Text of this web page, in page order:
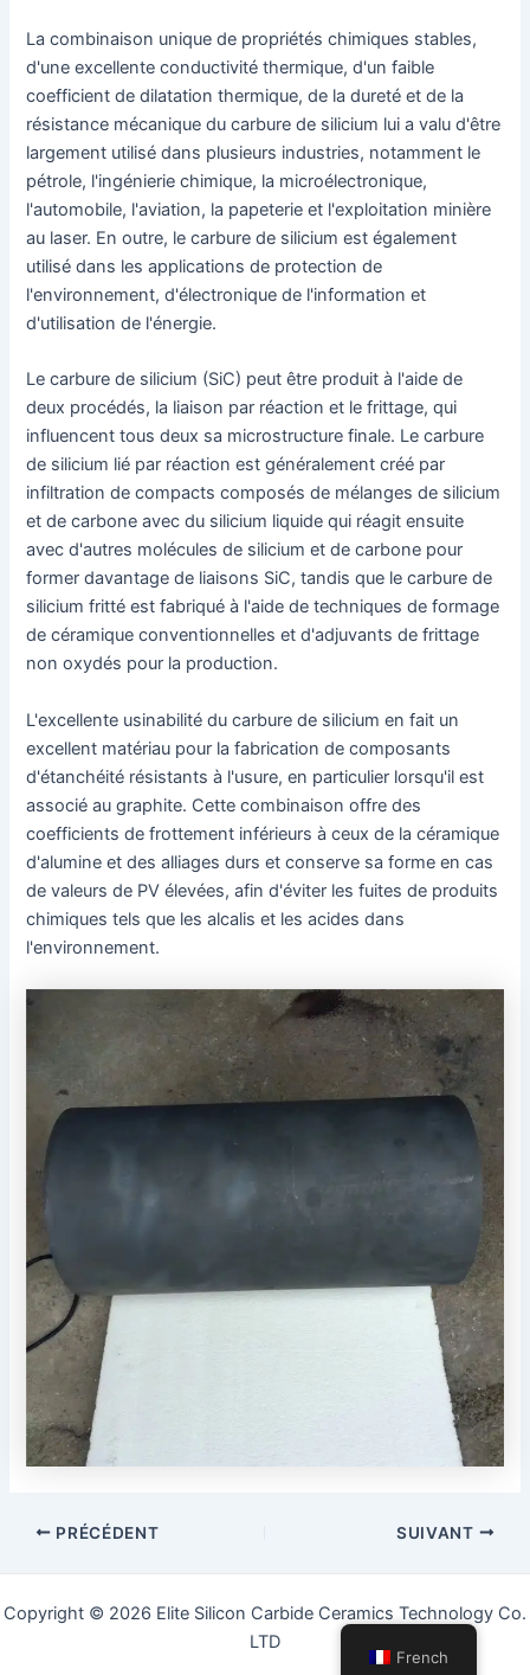
La combinaison unique de propriétés chimiques stables,
d'une excellente conductivité thermique, d'un faible
coefficient de dilatation thermique, de la dureté et de la
résistance mécanique du carbure de silicium lui a valu d'être
largement utilisé dans plusieurs industries, notamment le
pétrole, l'ingénierie chimique, la microélectronique,
l'automobile, l'aviation, la papeterie et l'exploitation minière
au laser. En outre, le carbure de silicium est également
utilisé dans les applications de protection de
l'environnement, d'électronique de l'information et
d'utilisation de l'énergie.
Le carbure de silicium (SiC) peut être produit à l'aide de
deux procédés, la liaison par réaction et le frittage, qui
influencent tous deux sa microstructure finale. Le carbure
de silicium lié par réaction est généralement créé par
infiltration de compacts composés de mélanges de silicium
et de carbone avec du silicium liquide qui réagit ensuite
avec d'autres molécules de silicium et de carbone pour
former davantage de liaisons SiC, tandis que le carbure de
silicium fritté est fabriqué à l'aide de techniques de formage
de céramique conventionnelles et d'adjuvants de frittage
non oxydés pour la production.
L'excellente usinabilité du carbure de silicium en fait un
excellent matériau pour la fabrication de composants
d'étanchéité résistants à l'usure, en particulier lorsqu'il est
associé au graphite. Cette combinaison offre des
coefficients de frottement inférieurs à ceux de la céramique
d'alumine et des alliages durs et conserve sa forme en cas
de valeurs de PV élevées, afin d'éviter les fuites de produits
chimiques tels que les alcalis et les acides dans
l'environnement.
NavigationPRÉCÉDENT SUIVANT
Copyright © 2026 Elite Silicon Carbide Ceramics Technology Co.
LTD
French